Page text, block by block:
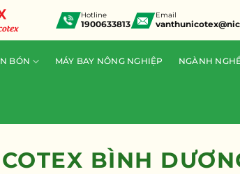
Hotline
1900633813
Email
BÓN MÁY BAY NÔNG NGHIỆP NGÀNH
BÌNH